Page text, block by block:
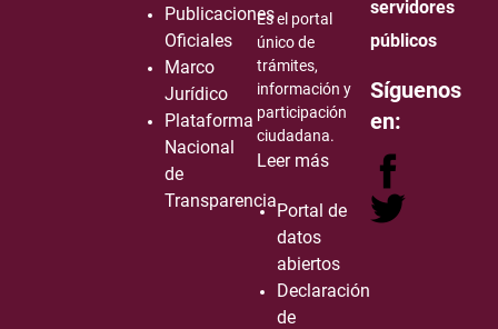
Publicaciones
Oficiales
Marco
Jurídico
Plataforma
Nacional
de
Transparencia
Es el portal
único de
trámites,
información y
participación
ciudadana.
Leer más
Portal de
datos
abiertos
Declaración
de
servidores
públicos
Síguenos
en: